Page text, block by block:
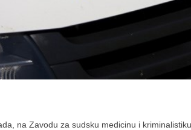
na Zavodu za sudsku medicinu i